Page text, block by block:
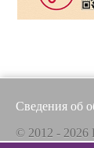
Сведения об
© 2012 - 2026